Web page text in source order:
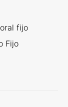
fijo
Fijo